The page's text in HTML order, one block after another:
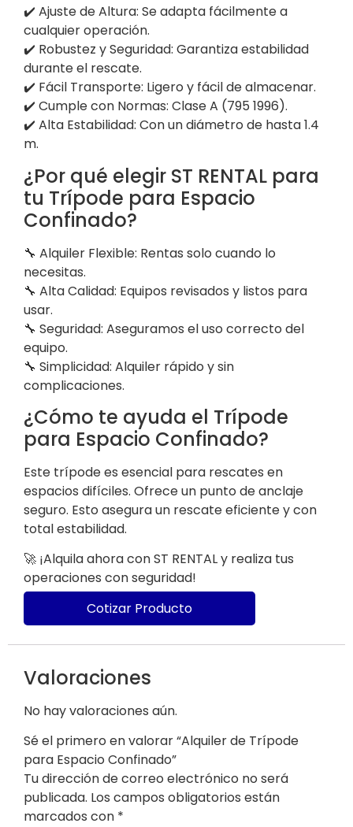
✔️ Ajuste de Altura: Se adapta fácilmente a
cualquier operación.
✔️ Robustez y Seguridad: Garantiza estabilidad
durante el rescate.
✔️ Fácil Transporte: Ligero y fácil de almacenar.
✔️ Cumple con Normas: Clase A (795 1996).
✔️ Alta Estabilidad: Con un diámetro de hasta 1.4
m.
¿Por qué elegir ST RENTAL para
tu Trípode para Espacio
Confinado?
🔧 Alquiler Flexible: Rentas solo cuando lo
necesitas.
🔧 Alta Calidad: Equipos revisados y listos para
usar.
🔧 Seguridad: Aseguramos el uso correcto del
equipo.
🔧 Simplicidad: Alquiler rápido y sin
complicaciones.
¿Cómo te ayuda el Trípode
para Espacio Confinado?
Este trípode es esencial para rescates en
espacios difíciles. Ofrece un punto de anclaje
seguro. Esto asegura un rescate eficiente y con
total estabilidad.
🚀 ¡Alquila ahora con ST RENTAL y realiza tus
operaciones con seguridad!
Cotizar Producto
Valoraciones
No hay valoraciones aún.
Sé el primero en valorar “Alquiler de Trípode
para Espacio Confinado”
Tu dirección de correo electrónico no será
publicada. Los campos obligatorios están
marcados con *